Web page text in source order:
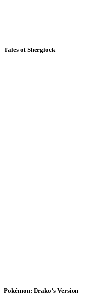
Tales of Shergiock
Pokémon: Drako’s Version